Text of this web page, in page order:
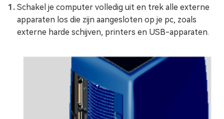
Schakel je computer volledig uit en trek alle externe
apparaten los die zijn aangesloten op je pc, zoals
externe harde schijven, printers en USB-apparaten.